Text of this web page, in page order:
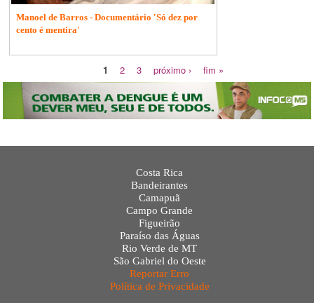
Manoel de Barros - Documentário 'Só dez por
cento é mentira'
1 2 3 próximo › fim »
Costa Rica
Bandeirantes
Camapuã
Campo Grande
Figueirão
Paraíso das Águas
Rio Verde de MT
São Gabriel do Oeste
Reportar Erro
Política de Privacidade